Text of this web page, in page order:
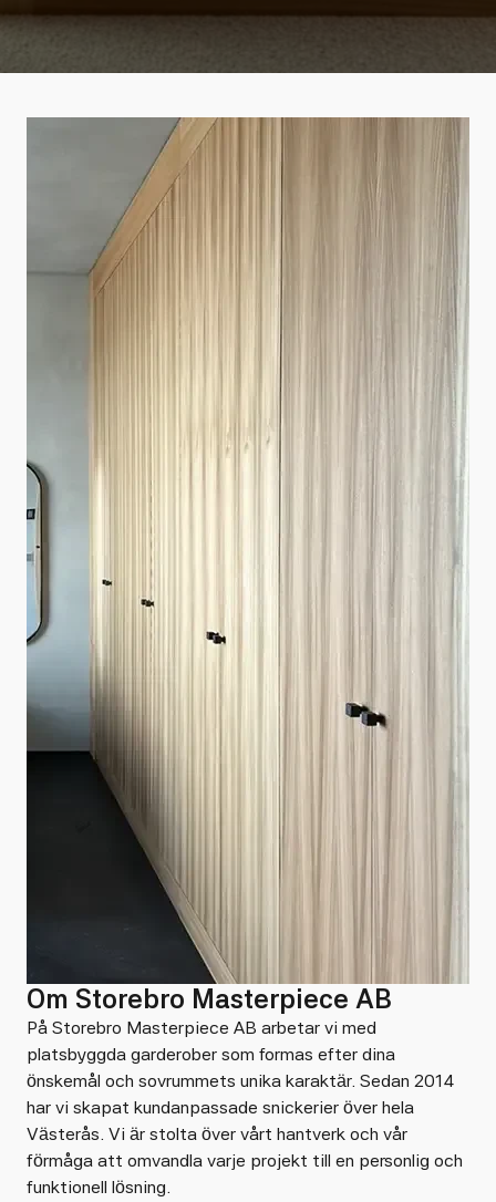
Om Storebro Masterpiece AB
På Storebro Masterpiece AB arbetar vi med
platsbyggda garderober som formas efter dina
önskemål och sovrummets unika karaktär. Sedan 2014
har vi skapat kundanpassade snickerier över hela
Västerås. Vi är stolta över vårt hantverk och vår
förmåga att omvandla varje projekt till en personlig och
funktionell lösning.